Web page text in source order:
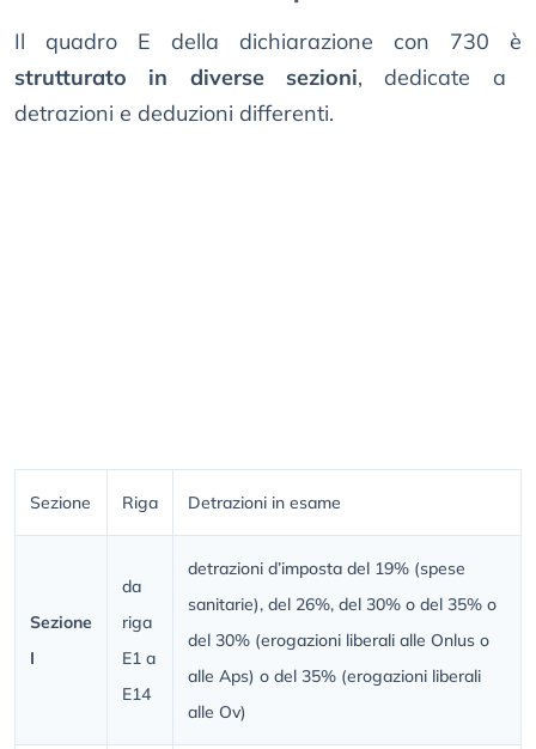
Il quadro E della dichiarazione con 730 è
strutturato in diverse sezioni, dedicate a
detrazioni e deduzioni differenti.
Sezione Riga Detrazioni in esame
Sezione
I
da
riga
E1 a
E14
detrazioni d’imposta del 19% (spese
sanitarie), del 26%, del 30% o del 35% o
del 30% (erogazioni liberali alle Onlus o
alle Aps) o del 35% (erogazioni liberali
alle Ov)